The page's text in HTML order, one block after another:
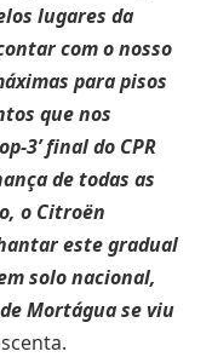
lugares da
com o nosso
para pisos
que nos
3’ final do CPR
de todas as
o Citroën
este gradual
solo nacional,
Mortágua se viu